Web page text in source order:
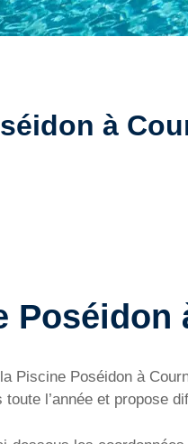
à
Poséidon
Piscine Poséidon à
l’année et propose